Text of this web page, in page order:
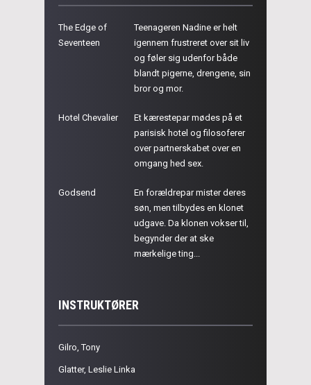
The Edge of
Seventeen
Teenageren Nadine er helt
igennem frustreret over sit liv
og føler sig udenfor både
blandt pigerne, drengene, sin
bror og mor.
Hotel Chevalier
Et kærestepar mødes på et
parisisk hotel og filosoferer
over partnerskabet over en
omgang hed sex.
Godsend
En forældrepar mister deres
søn, men tilbydes en klonet
udgave. Da klonen vokser til,
begynder der at ske
mærkelige ting...
INSTRUKTØRER
Gilro, Tony
Glatter, Leslie Linka